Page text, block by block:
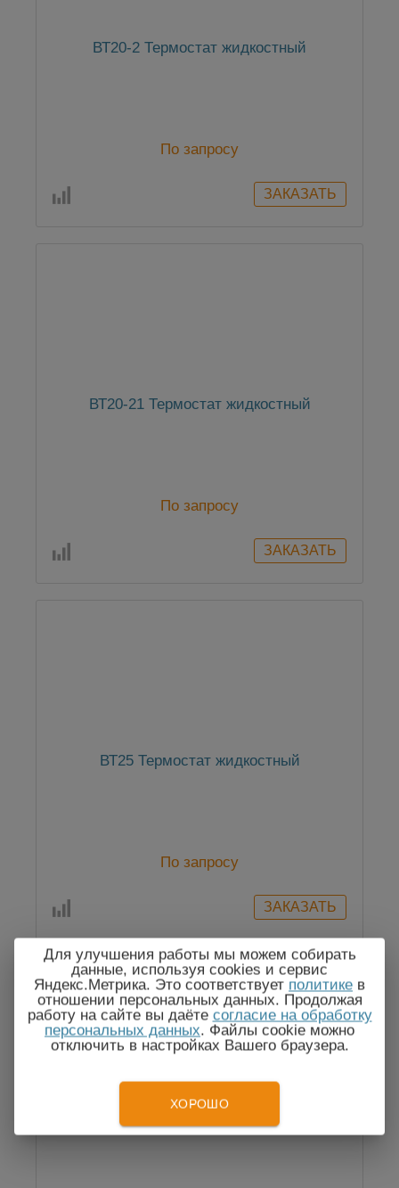
ВТ20-2 Термостат жидкостный
По запросу
ВТ20-21 Термостат жидкостный
По запросу
ВТ25 Термостат жидкостный
По запросу
Для улучшения работы мы можем собирать
данные, используя cookies и сервис
Яндекс.Метрика. Это соответствует политике в
отношении персональных данных. Продолжая
работу на сайте вы даёте согласие на обработку
персональных данных. Файлы cookie можно
отключить в настройках Вашего браузера.
ХОРОШО